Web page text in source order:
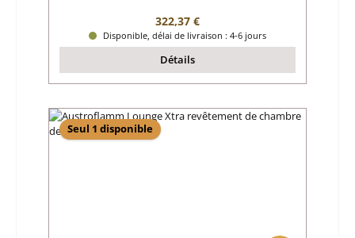
Prix régulier :
322,37 €
Disponible, délai de livraison : 4-6 jours
Détails
Seul 1 disponible